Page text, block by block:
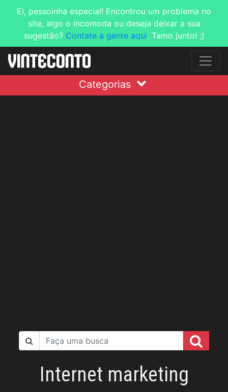
Ei, pessoinha especial! Encontrou um problema no
site, algo o incomoda ou deseja deixar a sua
sugestão? Contate a gente aqui. Tamo junto! ;)
Categorias
Internet marketing